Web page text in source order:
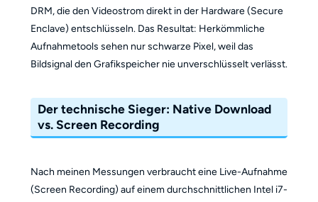
DRM, die den Videostrom direkt in der Hardware (Secure
Enclave) entschlüsseln. Das Resultat: Herkömmliche
Aufnahmetools sehen nur schwarze Pixel, weil das
Bildsignal den Grafikspeicher nie unverschlüsselt verlässt.
Der technische Sieger: Native Download
vs. Screen Recording
Nach meinen Messungen verbraucht eine Live-Aufnahme
(Screen Recording) auf einem durchschnittlichen Intel i7-